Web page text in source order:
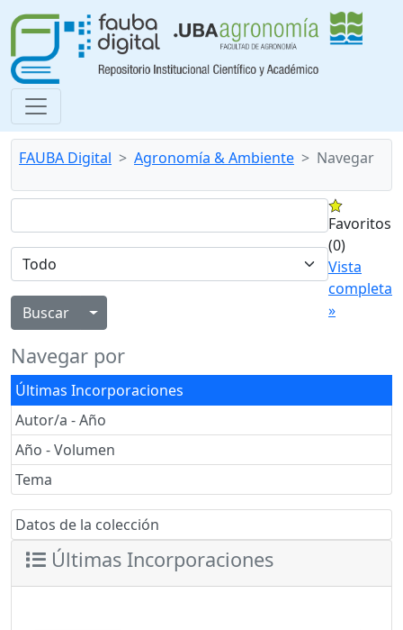
FAUBA Digital Agronomía & Ambiente Navegar
Alternar menú desplegable
Favoritos
(0)
Vista
completa
»
Navegar por
Últimas Incorporaciones
Autor/a - Año
Año - Volumen
Tema
Datos de la colección
Últimas Incorporaciones